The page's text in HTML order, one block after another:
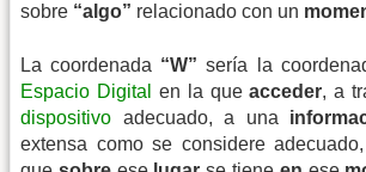
sobre “algo” relacionado con un
La coordenada “W” sería la
Espacio Digital
en la queacceder, a
dispositivo adecuado, a una
extensa como se considere